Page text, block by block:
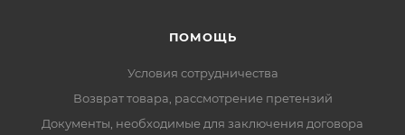
ПОМОЩЬ
Условия сотрудничества
Возврат товара, рассмотрение претензий
Документы, необходимые для заключения договора